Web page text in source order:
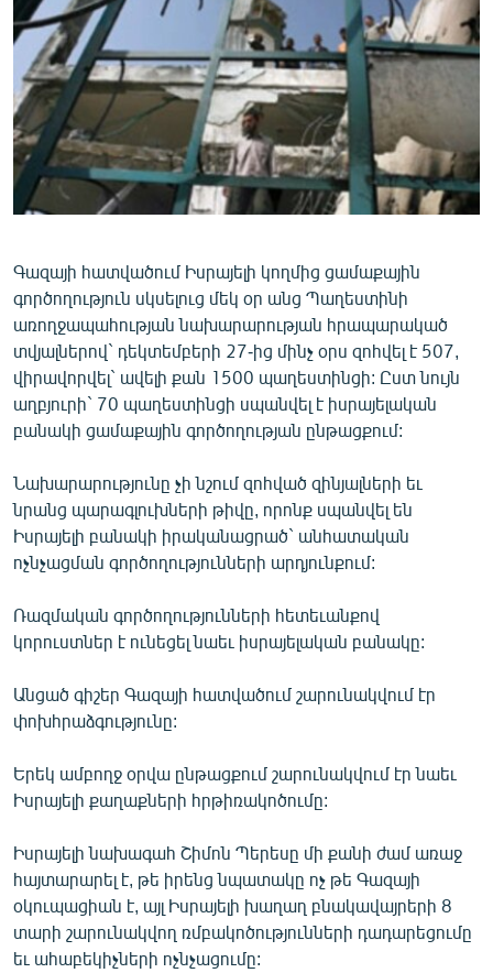
ՏԱՐԱԾԱՇՐՋԱՆ
ՄԻՋԱԶԳԱՅԻՆ
ՄՇԱԿՈՒՅԹ
ՍՊՈՐՏ
ՄԵԿՆԱԲԱՆՈՒԹՅՈՒՆ
ԿՈՐՈՆԱՎԻՐՈՒՍ
ԱՐԽԻՎ
ՏԵՍԱՆՅՈՒԹԵՐ
ԲԱՆԱՎԵՃ
ՁԳՏԵԼՈՎ ԼԱՎԱԳՈՒՅՆԻՆ
Հայերեն
English
«Ազատության» բոլոր կայքերը
Գազայի հատվածում Իսրայելի կողմից ցամաքային
գործողություն սկսելուց մեկ օր անց Պաղեստինի
առողջապահության նախարարության հրապարակած
տվյալներով` դեկտեմբերի 27-ից մինչ օրս զոհվել է 507,
վիրավորվել` ավելի քան 1500 պաղեստինցի: Ըստ նույն
աղբյուրի` 70 պաղեստինցի սպանվել է իսրայելական
բանակի ցամաքային գործողության ընթացքում:
Նախարարությունը չի նշում զոհված զինյալների եւ
նրանց պարագլուխների թիվը, որոնք սպանվել են
Իսրայելի բանակի իրականացրած` անհատական
ոչնչացման գործողությունների արդյունքում:
Ռազմական գործողությունների հետեւանքով
կորուստներ է ունեցել նաեւ իսրայելական բանակը:
Անցած գիշեր Գազայի հատվածում շարունակվում էր
փոխհրաձգությունը:
Երեկ ամբողջ օրվա ընթացքում շարունակվում էր նաեւ
Իսրայելի քաղաքների հրթիռակոծումը:
Իսրայելի նախագահ Շիմոն Պերեսը մի քանի ժամ առաջ
հայտարարել է, թե իրենց նպատակը ոչ թե Գազայի
օկուպացիան է, այլ Իսրայելի խաղաղ բնակավայրերի 8
տարի շարունակվող ռմբակոծությունների դադարեցումը
եւ ահաբեկիչների ոչնչացումը: